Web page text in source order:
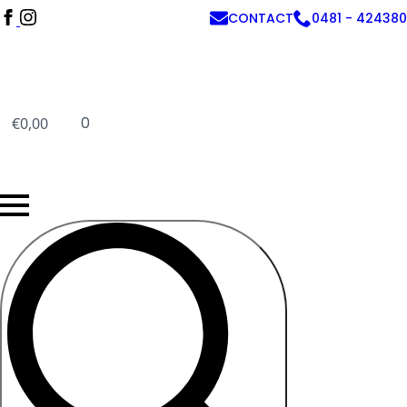
CONTACT 0481 - 424380
€0,00 0